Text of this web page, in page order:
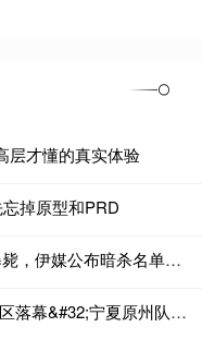
层才懂的真实体验
掉原型和PRD
期配宝 特朗普“交代后事”，政治盟友暴毙，伊媒公布暗杀名单：没有万斯
牛融网 2026年县BA全国总决赛原州赛区落幕&#32;宁夏原州队夺冠